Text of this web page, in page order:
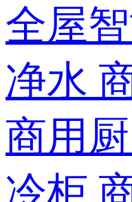
全屋
净水
商用
冷柜